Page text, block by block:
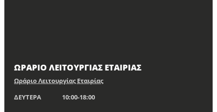
ΩΡΑΡΙΟ ΛΕΙΤΟΥΡΓΙΑΣ ΕΤΑΙΡΙΑΣ
Ωράριο Λειτουργίας Εταιρίας
ΔΕΥΤΕΡΑ
10:00-18:00